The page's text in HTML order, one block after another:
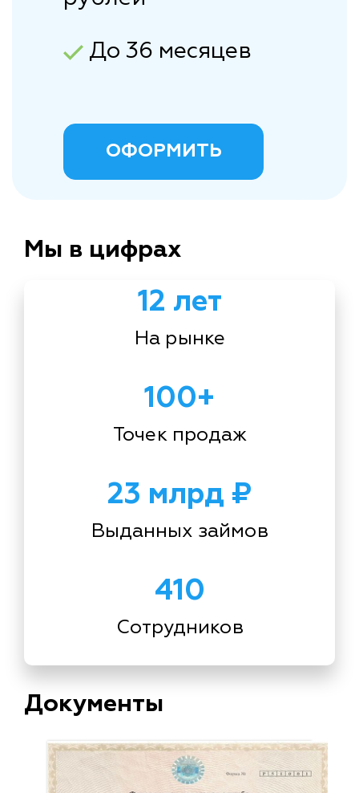
До 36 месяцев
ОФОРМИТЬ
Мы в цифрах
12 лет
На рынке
100+
Точек продаж
23 млрд ₽
Выданных займов
410
Сотрудников
Документы